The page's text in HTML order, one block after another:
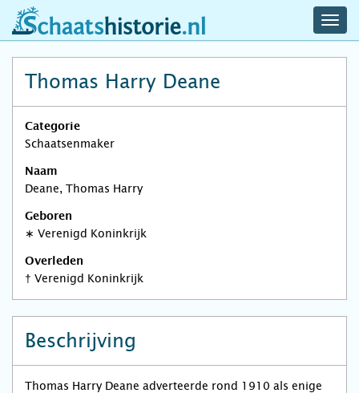
schaatshistorie.nl
Thomas Harry Deane
Categorie
Schaatsenmaker
Naam
Deane, Thomas Harry
Geboren
∗ Verenigd Koninkrijk
Overleden
† Verenigd Koninkrijk
Beschrijving
Thomas Harry Deane adverteerde rond 1910 als enige